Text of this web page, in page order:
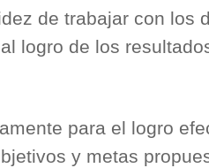
de trabajar con los
logro de los
para el logro
y metas